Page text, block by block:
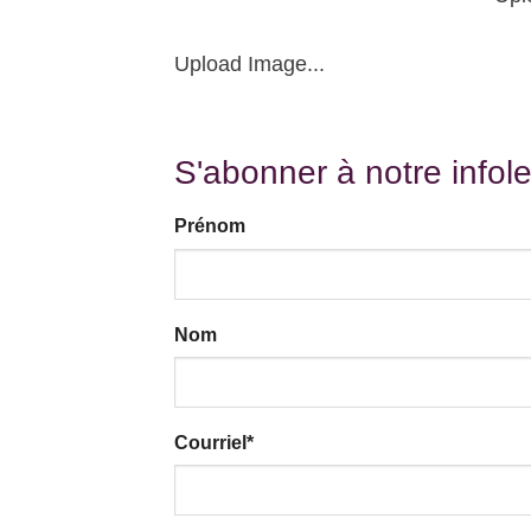
Upload Image...
S'abonner à notre
Prénom
Nom
Courriel *